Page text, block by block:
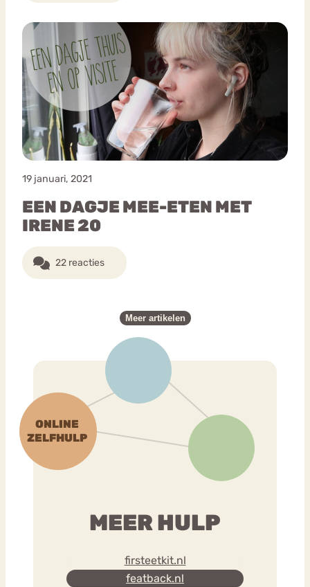
19 januari, 2021
EEN DAGJE MEE-ETEN MET
IRENE 20
22 reacties
Meer artikelen
MEER HULP
firsteetkit.nl
featback.nl